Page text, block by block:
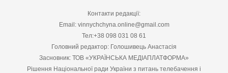
Контакти редакції:
Email: vinnychchyna.online@gmail.com
Тел:+38 098 031 08 61
Головний редактор: Голошивець Анастасія
Засновник: ТОВ «УКРАЇНСЬКА МЕДІАПЛАТФОРМА»
Рішення Національної ради України з питань телебачення і